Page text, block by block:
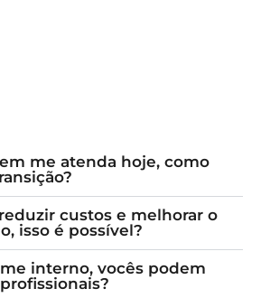
me atenda hoje, como
custos e melhorar o
isso é possível?
interno, vocês podem